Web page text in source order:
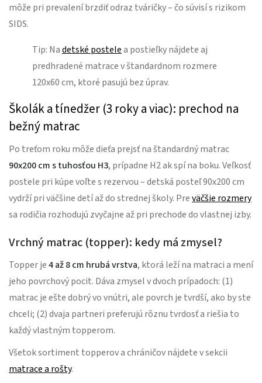
môže pri prevalení brzdiť odraz tváričky – čo súvisí s rizikom
SIDS.
Tip: Nadetské postelea postieľky nájdete aj
predhradené matrace v štandardnom rozmere
120x60 cm, ktoré pasujú bez úprav.
Školák a tínedžer (3 roky a viac): prechod na
bežný matrac
Po treťom roku môže dieťa prejsť na štandardný matrac
90x200 cm s tuhosťou H3, prípadne H2 ak spí na boku. Veľkosť
postele pri kúpe voľte s rezervou – detská posteľ 90x200 cm
vydrží pri väčšine detí až do strednej školy. Preväčšie rozmery
sa rodičia rozhodujú zvyčajne až pri prechode do vlastnej izby.
Vrchný matrac (topper): kedy má zmysel?
Topper je4 až 8 cm hrubá vrstva, ktorá leží na matraci a mení
jeho povrchový pocit. Dáva zmysel v dvoch prípadoch: (1)
matrac je ešte dobrý vo vnútri, ale povrch je tvrdší, ako by ste
chceli; (2) dvaja partneri preferujú rôznu tvrdosť a riešia to
každý vlastným topperom.
Všetok sortiment topperov a chráničov nájdete v sekcii
matrace a rošty.